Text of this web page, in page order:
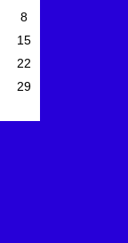
8
15
22
29